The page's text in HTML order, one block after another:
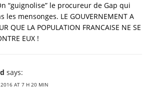
“guignolise” le procureur de Gap qui
les mensonges. LE GOUVERNEMENT A
QUE LA POPULATION FRANCAISE NE SE
EUX !
says:
2016 AT 7 H 20 MIN